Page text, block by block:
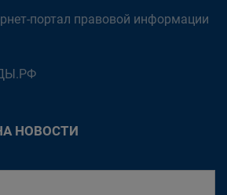
портал правовой информации
НОВОСТИ